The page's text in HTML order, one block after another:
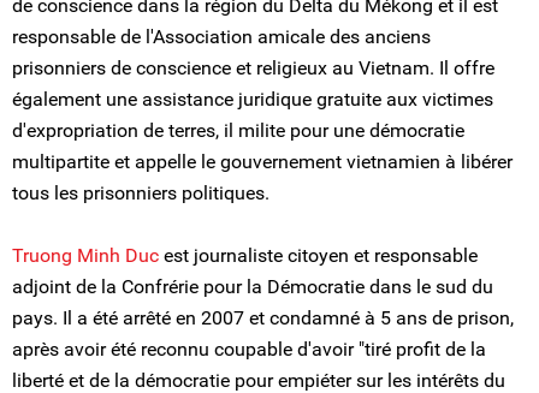
de conscience dans la région du Delta du Mékong et il est
responsable de l'Association amicale des anciens
prisonniers de conscience et religieux au Vietnam. Il offre
également une assistance juridique gratuite aux victimes
d'expropriation de terres, il milite pour une démocratie
multipartite et appelle le gouvernement vietnamien à libérer
tous les prisonniers politiques.
Truong Minh Duc est journaliste citoyen et responsable
adjoint de la Confrérie pour la Démocratie dans le sud du
pays. Il a été arrêté en 2007 et condamné à 5 ans de prison,
après avoir été reconnu coupable d'avoir "tiré profit de la
liberté et de la démocratie pour empiéter sur les intérêts du